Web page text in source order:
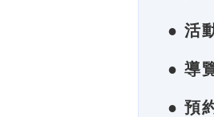
● 活
● 導
● 預